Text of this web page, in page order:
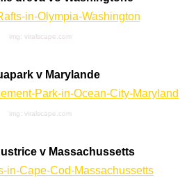
img: viralscape.com
v Marylande
img: viralscape.com
v Massachussetts